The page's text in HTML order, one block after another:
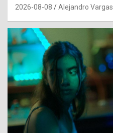
2026-08-08 Alejandro Vargas